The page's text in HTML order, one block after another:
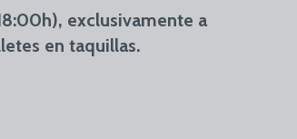
exclusivamente a
en taquillas.